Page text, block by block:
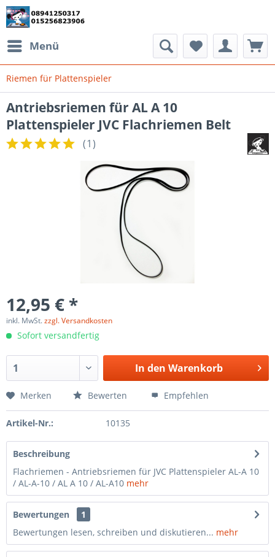
Menü
Riemen für Plattenspieler
Antriebsriemen für AL A 10
Plattenspieler JVC Flachriemen Belt
(1)
12,95 € *
inkl. MwSt.zzgl. Versandkosten
Sofort versandfertig
In den Warenkorb
Merken Bewerten Empfehlen
Artikel-Nr.: 10135
Beschreibung
Flachriemen - Antriebsriemen für JVC Plattenspieler AL-A 10
/ AL-A-10 / AL A 10 / AL-A10 mehr
Bewertungen
1
Bewertungen lesen, schreiben und diskutieren... mehr